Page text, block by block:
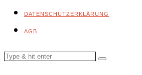
DATENSCHUTZERKLÄRUNG
AGB